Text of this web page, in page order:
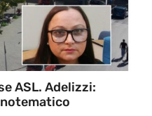
ASL. Adelizzi: